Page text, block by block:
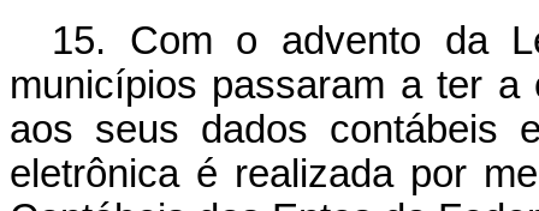
15. Com o advento da
municípios passaram a ter a
aos seus dados contábeis
eletrônica é realizada por